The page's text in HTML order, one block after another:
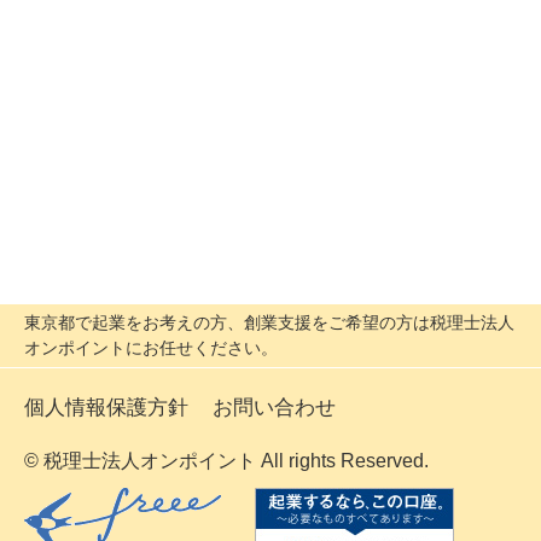
東京都で起業をお考えの方、創業支援をご希望の方は税理士法人
オンポイントにお任せください。
個人情報保護方針 お問い合わせ
© 税理士法人オンポイント All rights Reserved.